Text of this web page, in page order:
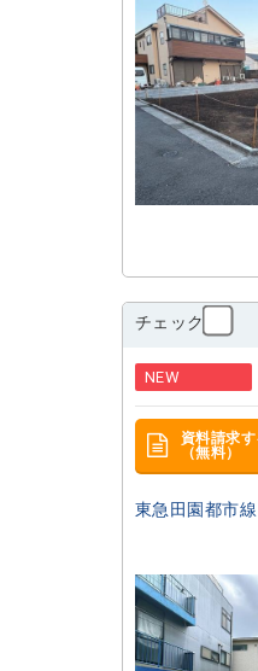
チェック
NEW
資料請求す
（無料）
東急田園都市